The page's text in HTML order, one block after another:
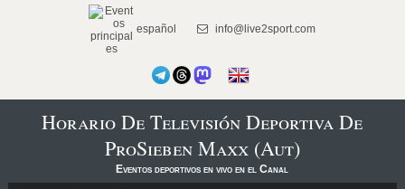
español info@live2sport.com
Horario De Televisión Deportiva De
ProSieben Maxx (Aut)
Eventos deportivos en vivo en el Canal